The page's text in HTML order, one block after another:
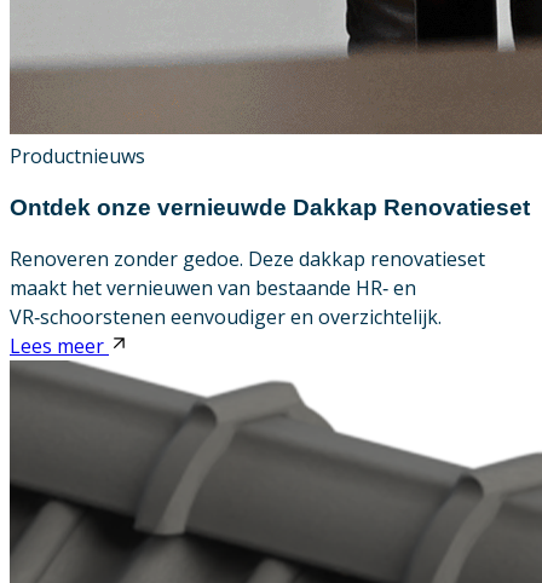
Productnieuws
Ontdek onze vernieuwde Dakkap Renovatieset
Renoveren zonder gedoe. Deze dakkap renovatieset
maakt het vernieuwen van bestaande HR‑ en
VR‑schoorstenen eenvoudiger en overzichtelijk.
Lees meer